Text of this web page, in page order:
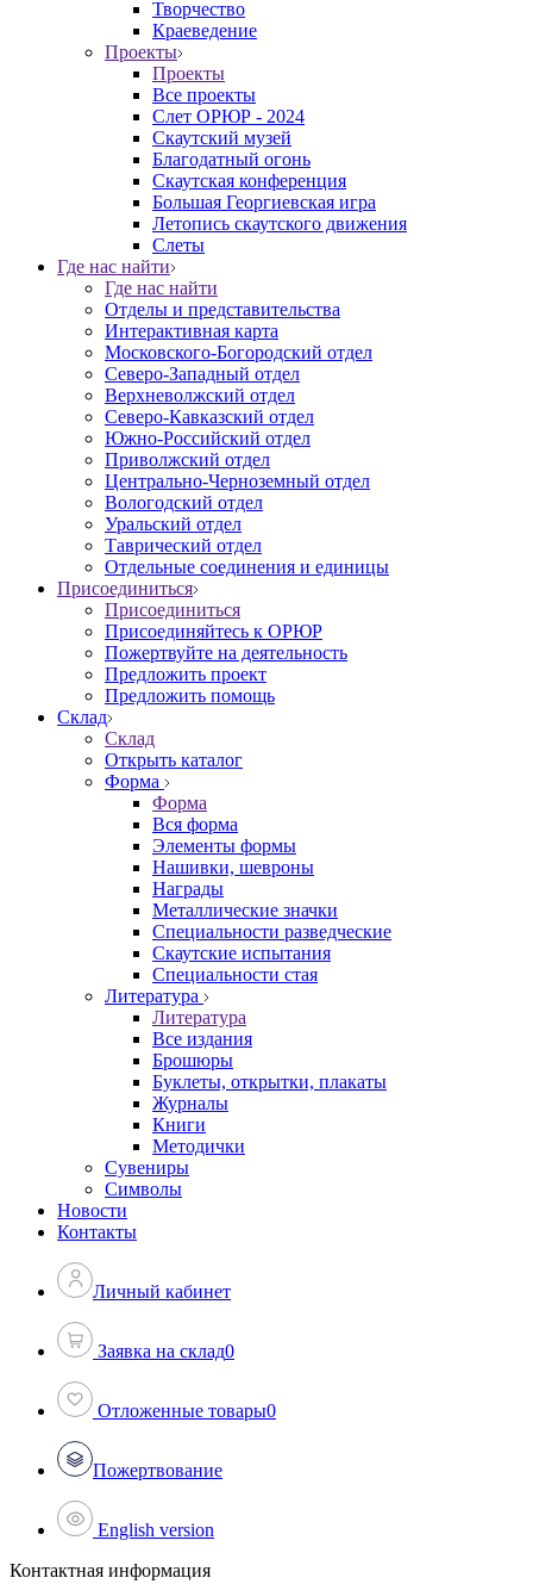
Творчество
Краеведение
Проекты
Проекты
Все проекты
Слет ОРЮР - 2024
Скаутский музей
Благодатный огонь
Cкаутская конференция
Большая Георгиевская игра
Летопись скаутского движения
Слеты
Где нас найти
Где нас найти
Отделы и представительства
Интерактивная карта
Московского-Богородский отдел
Северо-Западный отдел
Верхневолжский отдел
Северо-Кавказский отдел
Южно-Российский отдел
Приволжский отдел
Центрально-Черноземный отдел
Вологодский отдел
Уральский отдел
Таврический отдел
Отдельные соединения и единицы
Присоединиться
Присоединиться
Присоединяйтесь к ОРЮР
Пожертвуйте на деятельность
Предложить проект
Предложить помощь
Склад
Склад
Открыть каталог
Форма
Форма
Вся форма
Элементы формы
Нашивки, шевроны
Награды
Металлические значки
Специальности разведческие
Скаутские испытания
Специальности стая
Литература
Литература
Все издания
Брошюры
Буклеты, открытки, плакаты
Журналы
Книги
Методички
Сувениры
Символы
Новости
Контакты
Личный кабинет
Заявка на склад0
Отложенные товары0
Пожертвование
English version
Контактная информация